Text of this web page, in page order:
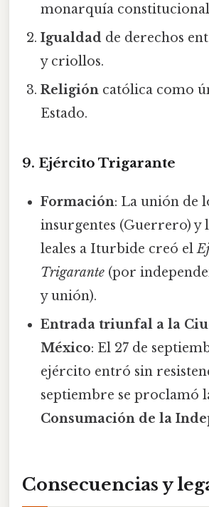
monarquía
Igualdad de derechos
y criollos.
Religión católica como
Estado.
9. Ejército Trigarante
Formación: La unión de
insurgentes (Guerrero) y
leales a Iturbide creó el
Trigarante (por
y unión).
Entrada triunfal a la
México: El 27 de
ejército entró sin
septiembre se proclamó
Consumación de la
Consecuencias y